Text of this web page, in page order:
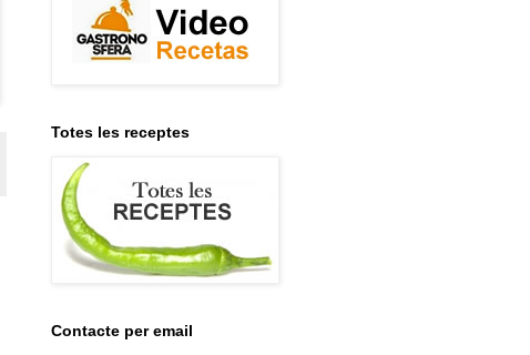
Totes les receptes
Contacte per email